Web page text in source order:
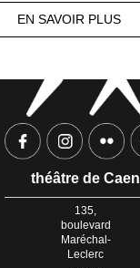
EN SAVOIR PLUS
théâtre de Caen
135,
boulevard
Maréchal-
Leclerc